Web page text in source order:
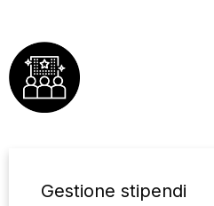
Gestione stipendi